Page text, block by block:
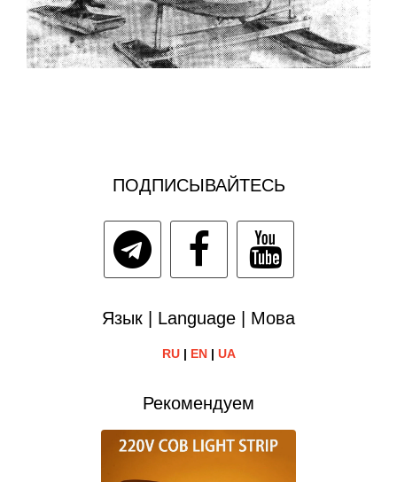
ПОДПИСЫВАЙТЕСЬ
Язык | Language | Мова
RU| EN| UA
Рекомендуем